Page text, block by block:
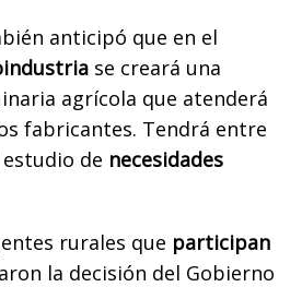
anticipó que en el
se creará una
agrícola que atenderá
fabricantes. Tendrá entre
de necesidades
rurales que participan
la decisión del Gobierno